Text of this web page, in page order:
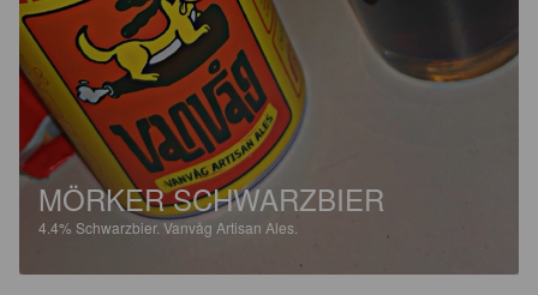
MÖRKER SCHWARZBIER
4.4% Schwarzbier. Vanvåg Artisan Ales.